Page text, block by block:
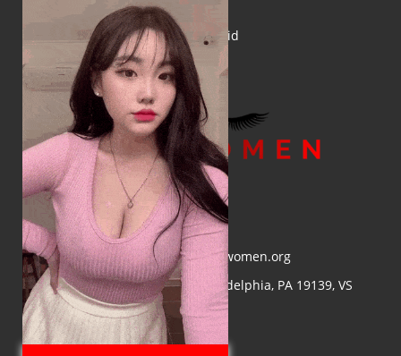
Over ons
Privacybeleid
E-mail: info@asiawomen.org
Adres: 4548 Market St, Philadelphia, PA 19139, VS